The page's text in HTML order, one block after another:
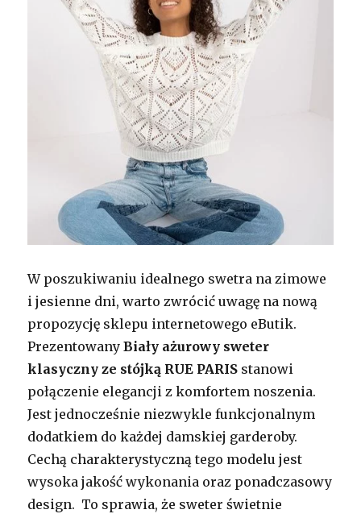
W poszukiwaniu idealnego swetra na zimowe
i jesienne dni, warto zwrócić uwagę na nową
propozycję sklepu internetowego eButik.
PrezentowanyBiały ażurowy sweter
klasyczny ze stójką RUE PARIS stanowi
połączenie elegancji z komfortem noszenia.
Jest jednocześnie niezwykle funkcjonalnym
dodatkiem do każdej damskiej garderoby.
Cechą charakterystyczną tego modelu jest
wysoka jakość wykonania oraz ponadczasowy
design. To sprawia, że sweter świetnie